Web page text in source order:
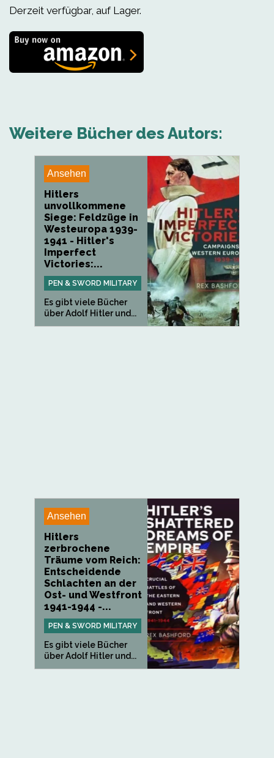
Derzeit verfügbar, auf Lager.
Weitere Bücher des Autors:
Ansehen
Hitlers
unvollkommene
Siege: Feldzüge in
Westeuropa 1939-
1941 - Hitler's
Imperfect
Victories:...
PEN & SWORD MILITARY
Es gibt viele Bücher
über Adolf Hitler und...
Ansehen
Hitlers
zerbrochene
Träume vom Reich:
Entscheidende
Schlachten an der
Ost- und Westfront
1941-1944 -...
PEN & SWORD MILITARY
Es gibt viele Bücher
über Adolf Hitler und...